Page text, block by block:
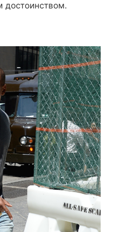
достоинством.